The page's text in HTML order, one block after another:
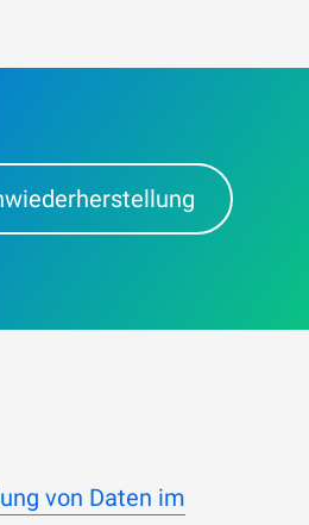
von Daten im